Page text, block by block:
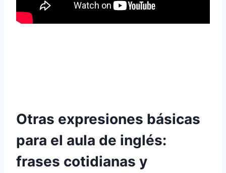
Otras expresiones básicas
para el aula de inglés:
frases cotidianas y